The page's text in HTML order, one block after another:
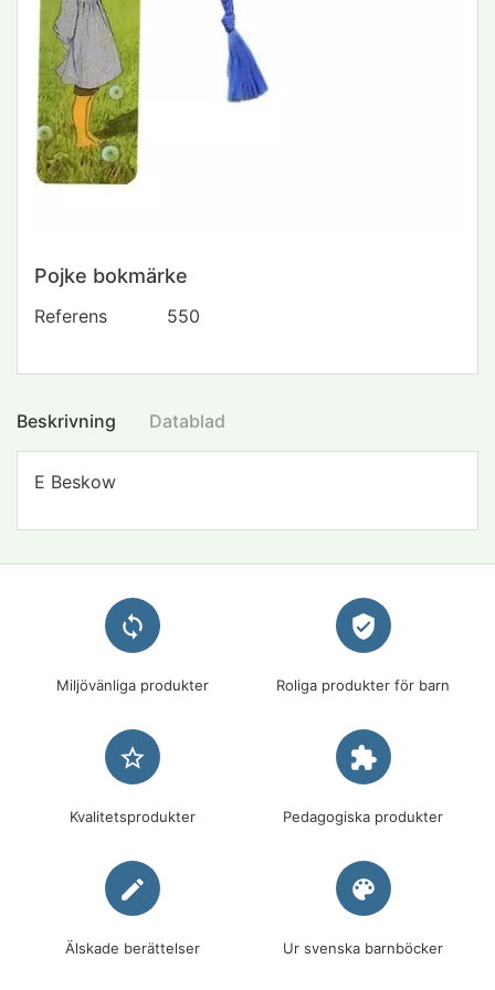
Pojke bokmärke
Referens 550
Beskrivning Datablad
E Beskow
loop
Miljövänliga produkter
verified_user
Roliga produkter för barn
star_border
Kvalitetsprodukter
extension
Pedagogiska produkter
edit
Älskade berättelser
palette
Ur svenska barnböcker